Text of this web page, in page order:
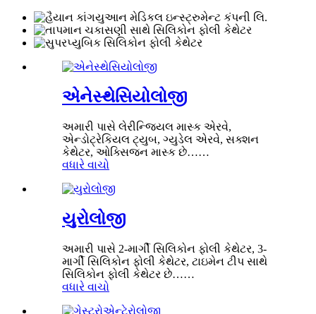
એનેસ્થેસિયોલોજી
અમારી પાસે લેરીન્જિયલ માસ્ક એરવે,
એન્ડોટ્રેકિયલ ટ્યુબ, ગ્યુડેલ એરવે, સક્શન
કેથેટર, ઓક્સિજન માસ્ક છે……
વધારે વાચો
યુરોલોજી
અમારી પાસે 2-માર્ગી સિલિકોન ફોલી કેથેટર, 3-
માર્ગી સિલિકોન ફોલી કેથેટર, ટાઇમેન ટીપ સાથે
સિલિકોન ફોલી કેથેટર છે……
વધારે વાચો